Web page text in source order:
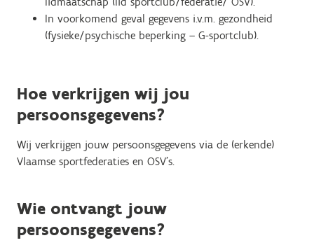
In voorkomend geval gegevens i.v.m. gezondheid
(fysieke/psychische beperking – G-sportclub).
Hoe verkrijgen wij jou
persoonsgegevens?
Wij verkrijgen jouw persoonsgegevens via de (erkende)
Vlaamse sportfederaties en OSV’s.
Wie ontvangt jouw
persoonsgegevens?